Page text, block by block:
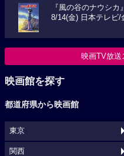
『風の谷のナウシカ』
8/14(金) 日本テレビ/
映画TV放送
映画館を探す
都道府県から映画館
東京
関西